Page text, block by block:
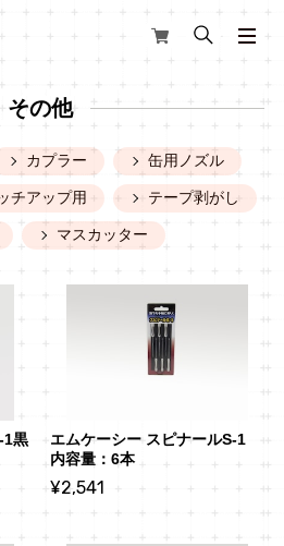
その他
カプラー 缶用ノズル
チアップ用 テープ剥がし
マスカッター
1黒
エムケーシー スピナールS-1
内容量：6本
¥2,541